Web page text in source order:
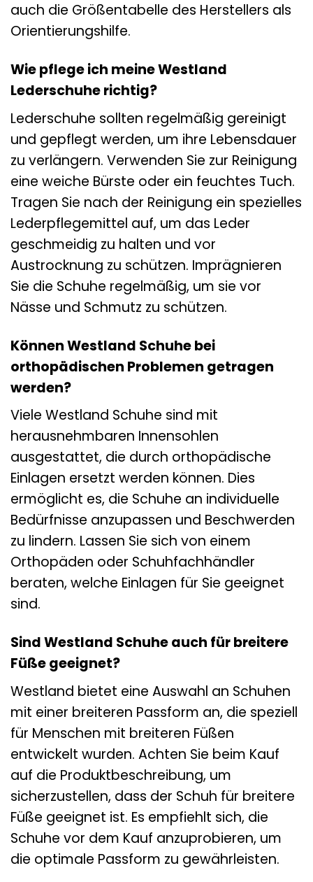
auch die Größentabelle des Herstellers als
Orientierungshilfe.
Wie pflege ich meine Westland
Lederschuhe richtig?
Lederschuhe sollten regelmäßig gereinigt
und gepflegt werden, um ihre Lebensdauer
zu verlängern. Verwenden Sie zur Reinigung
eine weiche Bürste oder ein feuchtes Tuch.
Tragen Sie nach der Reinigung ein spezielles
Lederpflegemittel auf, um das Leder
geschmeidig zu halten und vor
Austrocknung zu schützen. Imprägnieren
Sie die Schuhe regelmäßig, um sie vor
Nässe und Schmutz zu schützen.
Können Westland Schuhe bei
orthopädischen Problemen getragen
werden?
Viele Westland Schuhe sind mit
herausnehmbaren Innensohlen
ausgestattet, die durch orthopädische
Einlagen ersetzt werden können. Dies
ermöglicht es, die Schuhe an individuelle
Bedürfnisse anzupassen und Beschwerden
zu lindern. Lassen Sie sich von einem
Orthopäden oder Schuhfachhändler
beraten, welche Einlagen für Sie geeignet
sind.
Sind Westland Schuhe auch für breitere
Füße geeignet?
Westland bietet eine Auswahl an Schuhen
mit einer breiteren Passform an, die speziell
für Menschen mit breiteren Füßen
entwickelt wurden. Achten Sie beim Kauf
auf die Produktbeschreibung, um
sicherzustellen, dass der Schuh für breitere
Füße geeignet ist. Es empfiehlt sich, die
Schuhe vor dem Kauf anzuprobieren, um
die optimale Passform zu gewährleisten.